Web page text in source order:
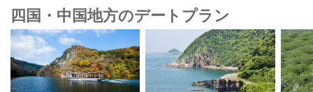
四国・中国地方のデートプラン